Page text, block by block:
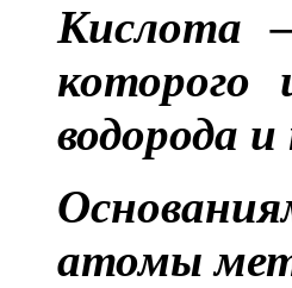
Кислота
которого
водорода
атомы